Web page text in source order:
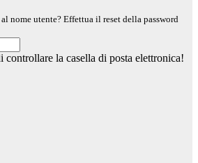
nome utente? Effettua il reset della password
controllare la casella di posta elettronica!